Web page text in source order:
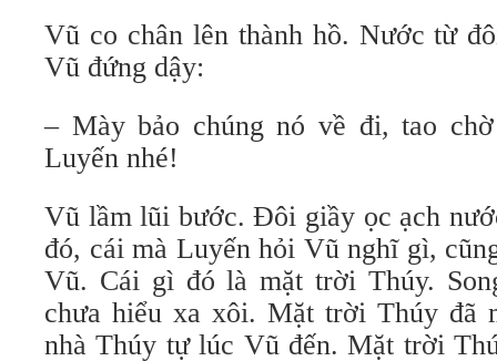
Vũ co chân lên thành hồ. Nước từ
Vũ đứng dậy:
– Mày bảo chúng nó về đi, tao
Luyến nhé!
Vũ lầm lũi bước. Đôi giầy ọc ạch
đó, cái mà Luyến hỏi Vũ nghĩ gì,
Vũ. Cái gì đó là mặt trời Thúy.
chưa hiểu xa xôi. Mặt trời Thúy đã
nhà Thúy tự lúc Vũ đến. Mặt trời